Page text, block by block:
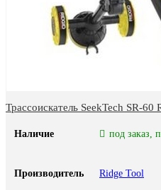
Трассоискатель SeekTech SR-60
Наличие под заказ,
Производитель Ridge Tool